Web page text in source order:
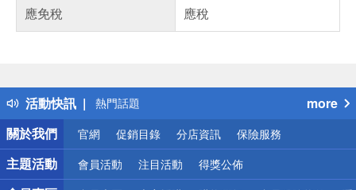
應免稅
應稅
活動快訊
得獎公告
熱門話題
銀行優惠
偏遠地區配送
詐騙網頁！請小心！
more
關於我們
官網 促銷目錄 分店資訊 保險服務
主題活動 會員活動 注目活動 得獎公佈